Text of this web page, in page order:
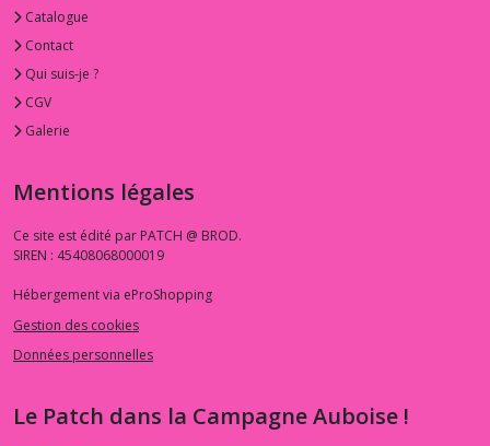
Catalogue
Contact
Qui suis-je ?
CGV
Galerie
Mentions légales
Ce site est édité par PATCH @ BROD.
SIREN : 45408068000019
Hébergement via eProShopping
Gestion des cookies
Données personnelles
Le Patch dans la Campagne Auboise !